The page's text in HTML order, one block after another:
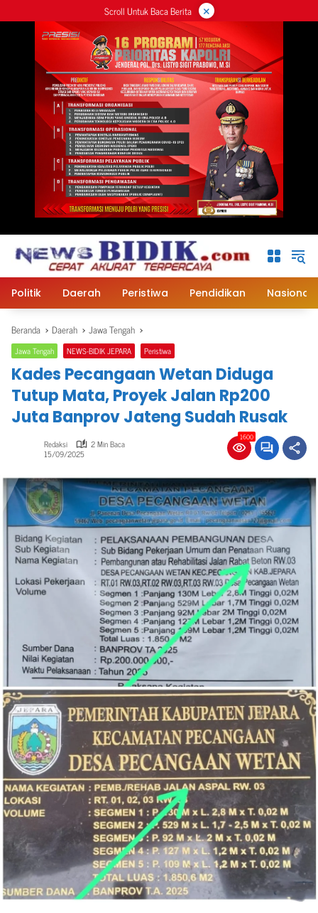
ke
Scroll Untuk Baca Berita ×
Politik Daerah Peristiwa Pendidikan Nasional
Beranda Daerah Jawa Tengah
Jawa Tengah NEWS-BIDIK JEPARA Peristiwa
Kades Pecangaan Wetan Diduga
Tutup Mata, Proyek Jalan Rp200
Juta Banprov Jateng Sudah Rusak
Redaksi 2 Min Baca
15/09/2025
1600